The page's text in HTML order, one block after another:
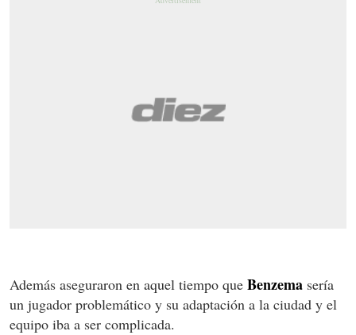
Además aseguraron en aquel tiempo que Benzema sería
un jugador problemático y su adaptación a la ciudad y el
equipo iba a ser complicada.